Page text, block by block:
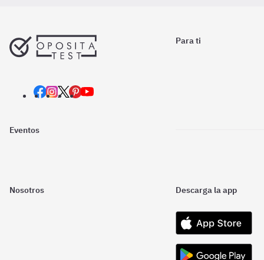
Para ti
Eventos
Nosotros Descarga la app